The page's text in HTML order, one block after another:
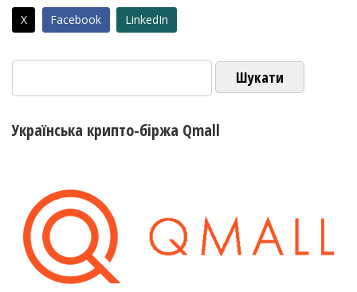
X Facebook LinkedIn
Українська крипто-біржа Qmall